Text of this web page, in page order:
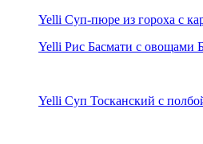
Yelli Суп-пюре из гороха с
Yelli Рис Басмати с овощами
Yelli Суп Тосканский с